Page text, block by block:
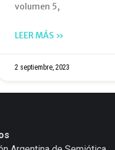
volumen 5,
LEER MÁS »
2 septiembre, 2023